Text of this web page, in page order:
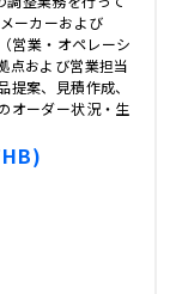
ーカーおよび
営業・オペレーシ
点および営業担当
案、見積作成、
オーダー状況・生